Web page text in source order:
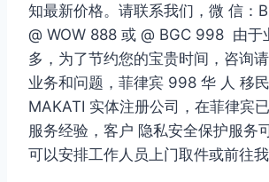
知最新价格。请联系我们，微 信：
@ WOW 888 或 @ BGC 998 由于
多，为了节约您的宝贵时间，咨询
业务和问题，菲律宾 998 华 人 移
MAKATI 实体注册公司，在菲律宾
服务经验，客户 隐私安全保护服务
可以安排工作人员上门取件或前往
。